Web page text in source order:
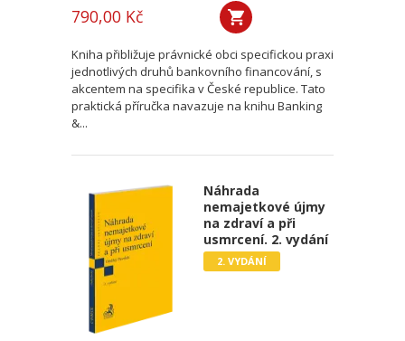
790,00 Kč
Kniha přibližuje právnické obci specifickou praxi
jednotlivých druhů bankovního financování, s
akcentem na specifika v České republice. Tato
praktická příručka navazuje na knihu Banking
&...
Náhrada
nemajetkové újmy
na zdraví a při
usmrcení. 2. vydání
2. VYDÁNÍ